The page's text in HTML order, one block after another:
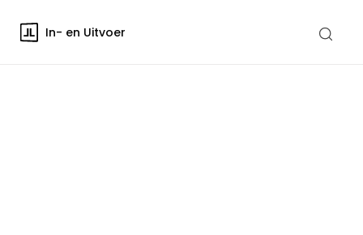
In- en Uitvoer